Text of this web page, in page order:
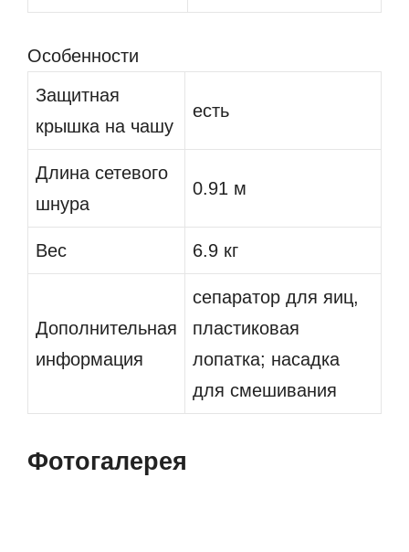
Особенности
Защитная
крышка на чашу
есть
Длина сетевого
шнура
0.91 м
Вес 6.9 кг
Дополнительная
информация
сепаратор для яиц,
пластиковая
лопатка; насадка
для смешивания
Фотогалерея